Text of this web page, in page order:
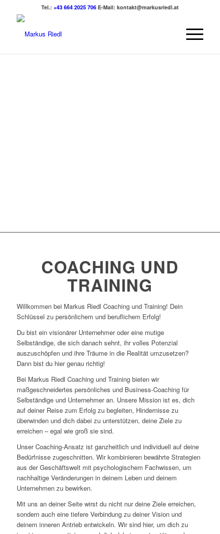
Tel.: +43 664 2025 706E-Mail: kontakt@markusriedl.at
COACHING UND
TRAINING
Willkommen bei Markus Riedl Coaching und Training! Dein
Schlüssel zu persönlichem und beruflichem Erfolg!
Du bist ein visionärer Unternehmer oder eine mutige
Selbständige, die sich danach sehnt, ihr volles Potenzial
auszuschöpfen und ihre Träume in die Realität umzusetzen?
Dann bist du hier genau richtig!
Bei Markus Riedl Coaching und Training bieten wir
maßgeschneidertes persönliches und Business-Coaching für
Selbständige und Unternehmer an. Unsere Mission ist es, dich
auf deiner Reise zum Erfolg zu begleiten, Hindernisse zu
überwinden und dich dabei zu unterstützen, deine Ziele zu
erreichen – egal wie groß sie sind.
Unser Coaching-Ansatz ist ganzheitlich und individuell auf deine
Bedürfnisse zugeschnitten. Wir kombinieren bewährte Strategien
aus der Geschäftswelt mit psychologischem Fachwissen, um
nachhaltige Veränderungen in deinem Leben und deinem
Unternehmen zu bewirken.
Mit uns an deiner Seite wirst du nicht nur deine Ziele erreichen,
sondern auch eine tiefere Verbindung zu deiner Vision und
deinem inneren Antrieb entwickeln. Wir sind hier, um dich zu